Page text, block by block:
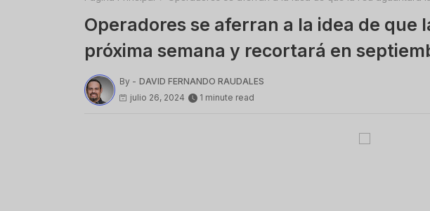
Operadores se aferran a la idea de que
próxima semana y recortará en
By - DAVID FERNANDO RAUDALES
julio 26, 2024
1 minute read